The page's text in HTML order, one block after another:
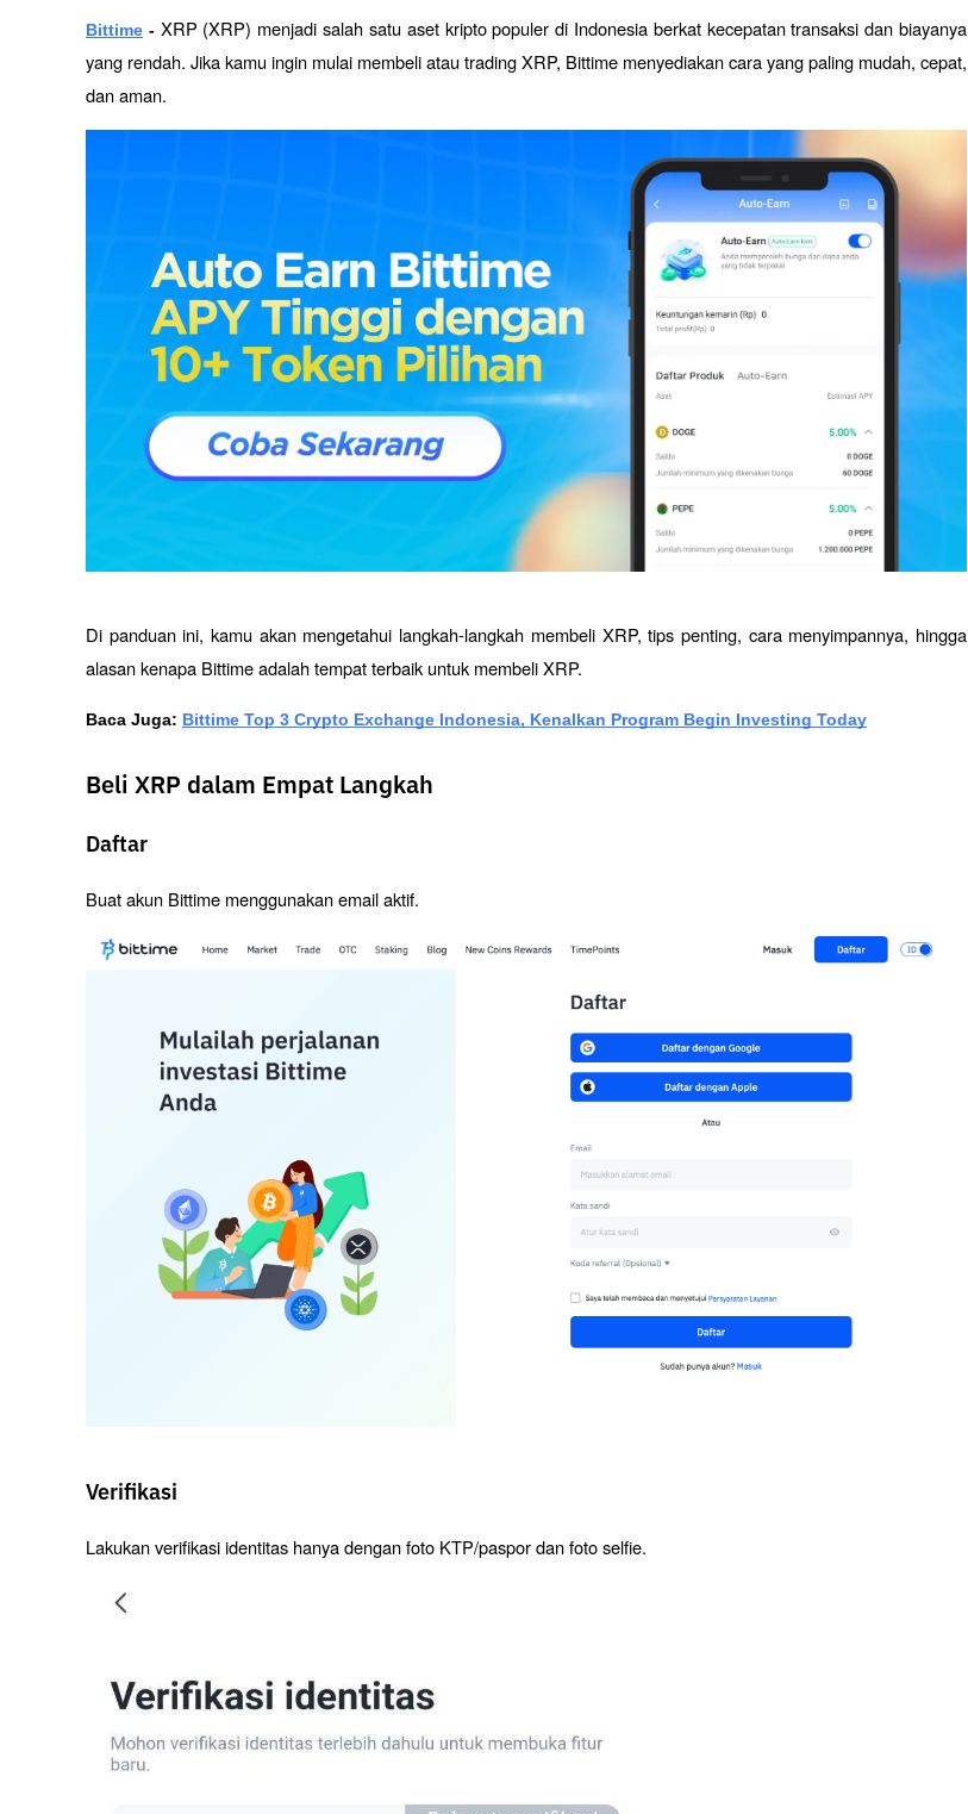
Bittime - XRP (XRP) menjadi salah satu aset kripto populer di Indonesia berkat kecepatan transaksi dan biayanya
yang rendah. Jika kamu ingin mulai membeli atau trading XRP, Bittime menyediakan cara yang paling mudah, cepat,
dan aman.
Di panduan ini, kamu akan mengetahui langkah-langkah membeli XRP, tips penting, cara menyimpannya, hingga
alasan kenapa Bittime adalah tempat terbaik untuk membeli XRP.
Baca Juga: Bittime Top 3 Crypto Exchange Indonesia, Kenalkan Program Begin Investing Today
Beli XRP dalam Empat Langkah
Daftar
Buat akun Bittime menggunakan email aktif.
Verifikasi
Lakukan verifikasi identitas hanya dengan foto KTP/paspor dan foto selfie.